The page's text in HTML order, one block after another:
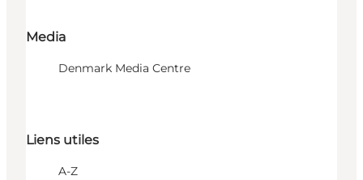
Media
Denmark Media Centre
Liens utiles
A-Z